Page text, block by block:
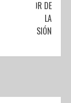
A FAVOR DE
LA
INCLUSIÓN